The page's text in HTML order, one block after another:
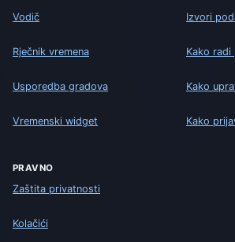
Vodič
Rječnik vremena
Usporedba gradova
Vremenski widget
Izvori
Kako radi
Kako
Kako
PRAVNO
Zaštita privatnosti
Kolačići